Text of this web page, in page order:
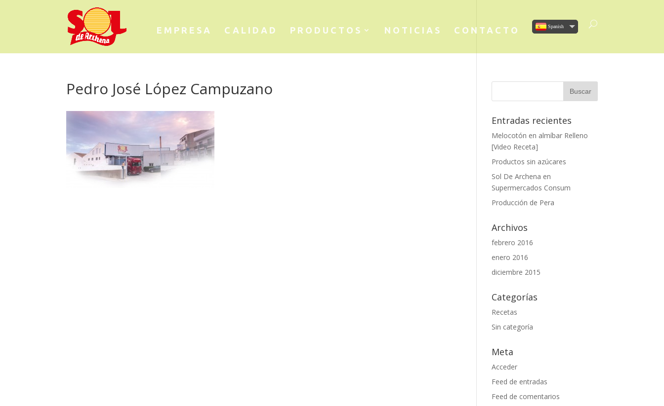
EMPRESA CALIDAD PRODUCTOS NOTICIAS CONTACTO Spanish
Pedro José López Campuzano
Entradas recientes
Melocotón en almíbar Relleno
[Video Receta]
Productos sin azúcares
Sol De Archena en
Supermercados Consum
Producción de Pera
Archivos
febrero 2016
enero 2016
diciembre 2015
Categorías
Recetas
Sin categoría
Meta
Acceder
Feed de entradas
Feed de comentarios